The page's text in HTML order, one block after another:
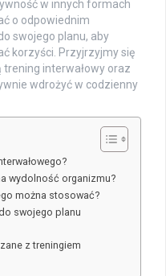
w innych formach
o odpowiednim
swojego planu, aby
korzyści. Przyjrzyjmy się
interwałowy oraz
wdrożyć w codzienny
wydolność organizmu?
można stosować?
swojego planu
z treningiem